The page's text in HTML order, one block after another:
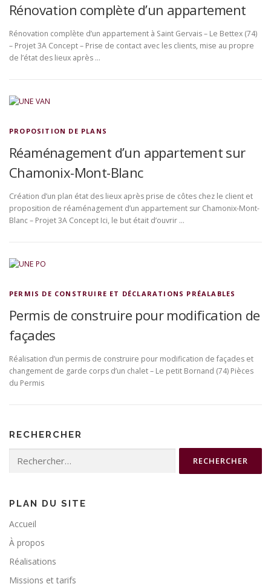
Rénovation complète d’un appartement
Rénovation complète d’un appartement à Saint Gervais – Le Bettex (74)
– Projet 3A Concept – Prise de contact avec les clients, mise au propre
de l’état des lieux après …
PROPOSITION DE PLANS
Réaménagement d’un appartement sur
Chamonix-Mont-Blanc
Création d’un plan état des lieux après prise de côtes chez le client et
proposition de réaménagement d’un appartement sur Chamonix-Mont-
Blanc – Projet 3A Concept Ici, le but était d’ouvrir …
PERMIS DE CONSTRUIRE ET DÉCLARATIONS PRÉALABLES
Permis de construire pour modification de
façades
Réalisation d’un permis de construire pour modification de façades et
changement de garde corps d’un chalet – Le petit Bornand (74) Pièces
du Permis
RECHERCHER
PLAN DU SITE
Accueil
À propos
Réalisations
Missions et tarifs